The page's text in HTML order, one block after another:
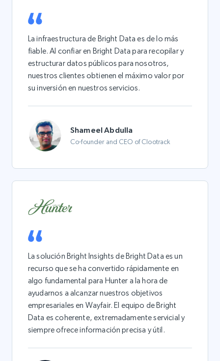
La infraestructura de Bright Data es de lo más
fiable. Al confiar en Bright Data para recopilar y
estructurar datos públicos para nosotros,
nuestros clientes obtienen el máximo valor por
su inversión en nuestros servicios.
Shameel Abdulla
Co-founder and CEO of Clootrack
La solución Bright Insights de Bright Data es un
recurso que se ha convertido rápidamente en
algo fundamental para Hunter a la hora de
ayudarnos a alcanzar nuestros objetivos
empresariales en Wayfair. El equipo de Bright
Data es coherente, extremadamente servicial y
siempre ofrece información precisa y útil.